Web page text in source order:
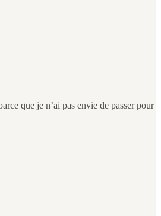
que je n’ai pas envie de passer pour